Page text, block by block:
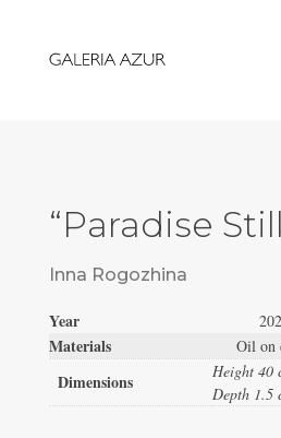
“Paradise
Inna Rogozhina
Year
Materials Oil on
Dimensions
Height 40
Depth 1.5